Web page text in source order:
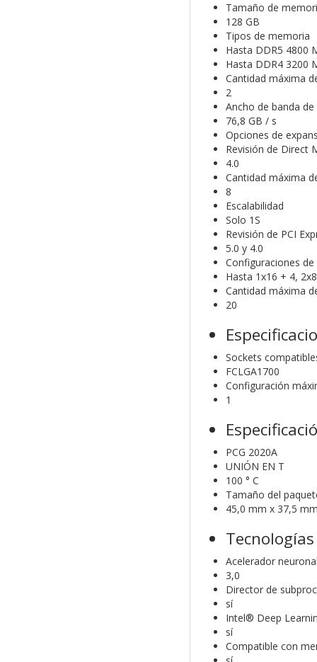
Tamaño de
128 GB
Tipos de memoria
Hasta DDR5 4800
Hasta DDR4 3200
Cantidad máxima
2
Ancho de banda
76,8 GB / s
Opciones de
Revisión de Direct
4.0
Cantidad máxima
8
Escalabilidad
Solo 1S
Revisión de PCI
5.0 y 4.0
Configuraciones de
Hasta 1x16 + 4,
Cantidad máxima
20
Sockets
FCLGA1700
Configuración
1
PCG 2020A
UNIÓN EN T
100 ° C
Tamaño del
45,0 mm x 37,5
Acelerador
3,0
Director de
sí
Intel® Deep
sí
Compatible con